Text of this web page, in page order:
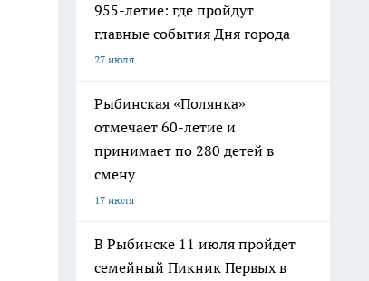
955-летие: где пройдут
главные события Дня города
27 июля
Рыбинская «Полянка»
отмечает 60-летие и
принимает по 280 детей в
смену
17 июля
В Рыбинске 11 июля пройдет
семейный Пикник Первых в